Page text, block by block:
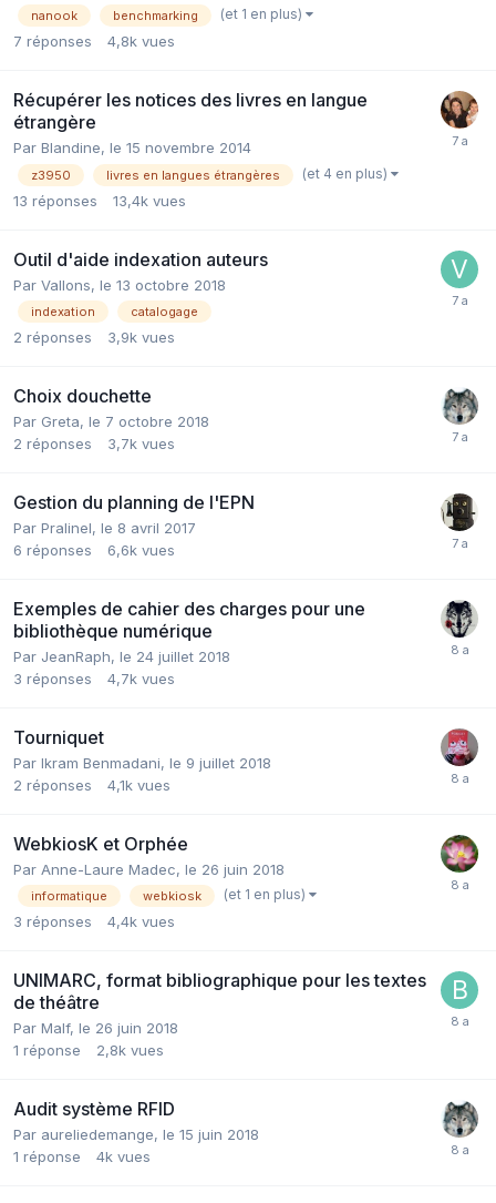
nanook benchmarking (et 1 en plus)
7 réponses 4,8k vues
Récupérer les notices des livres en langue
étrangère
Par Blandine, le 15 novembre 2014
z3950 livres en langues étrangères (et 4 en plus)
13 réponses 13,4k vues
Outil d'aide indexation auteurs
Par Vallons, le 13 octobre 2018
indexation catalogage
2 réponses 3,9k vues
Choix douchette
Par Greta, le 7 octobre 2018
2 réponses 3,7k vues
Gestion du planning de l'EPN
Par Pralinel, le 8 avril 2017
6 réponses 6,6k vues
Exemples de cahier des charges pour une
bibliothèque numérique
Par JeanRaph, le 24 juillet 2018
3 réponses 4,7k vues
Tourniquet
Par Ikram Benmadani, le 9 juillet 2018
2 réponses 4,1k vues
WebkiosK et Orphée
Par Anne-Laure Madec, le 26 juin 2018
informatique webkiosk (et 1 en plus)
3 réponses 4,4k vues
UNIMARC, format bibliographique pour les textes
de théâtre
Par Malf, le 26 juin 2018
1 réponse 2,8k vues
Audit système RFID
Par aureliedemange, le 15 juin 2018
1 réponse 4k vues